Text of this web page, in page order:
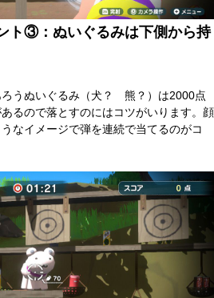
ト③：ぬいぐるみは下側から持
うぬいぐるみ（犬？ 熊？）は2000点
るので落とすのにはコツがいります。顔
なイメージで弾を連続で当てるのがコ